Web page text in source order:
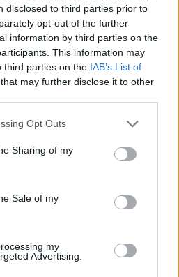
disclosed to third parties prior to
opt-out of the further
information by third parties on the
This information may
third parties on the IAB’s List of
that may further disclose it to other
Opt Outs
Sharing of my
Sale of my
my
Advertising.
άνοδος 1,76%, κέρδη 23,31%
Υπ. Μεταφορών: Οριστική λύση
στο ζήτημα των πινακίδων
κυκλοφορίας - Τέλος στις
χρονοβόρες διαδικασίες
στην KG Mobility
Ατρόμητος και Novibet